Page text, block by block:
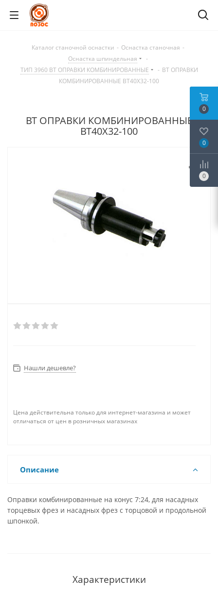
Каталог станочной оснастки - Оснастка станочная -
Оснастка шпиндельная
-
ТИП 3960 BT ОПРАВКИ КОМБИНИРОВАННЫЕ
- BT ОПРАВКИ
КОМБИНИРОВАННЫЕ BT40X32-100
BT ОПРАВКИ КОМБИНИРОВАННЫЕ
BT40X32-100
Нашли дешевле?
Цена действительна только для интернет-магазина и может
отличаться от цен в розничных магазинах
Описание
Оправки комбинированные на конус 7:24, для насадных
торцевых фрез и насадных фрез с торцовой и продольной
шпонкой.
Характеристики
0
0
0